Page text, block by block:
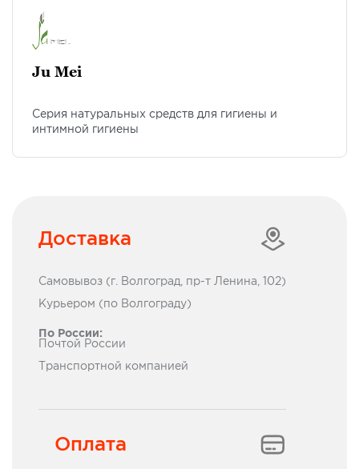
Ju Mei
Cерия натуральных средств для гигиены и
интимной гигиены
Доставка
Самовывоз (г. Волгоград, пр-т Ленина, 102)
Курьером (по Волгограду)
По России:
Почтой России
Транcпортной компанией
Оплата